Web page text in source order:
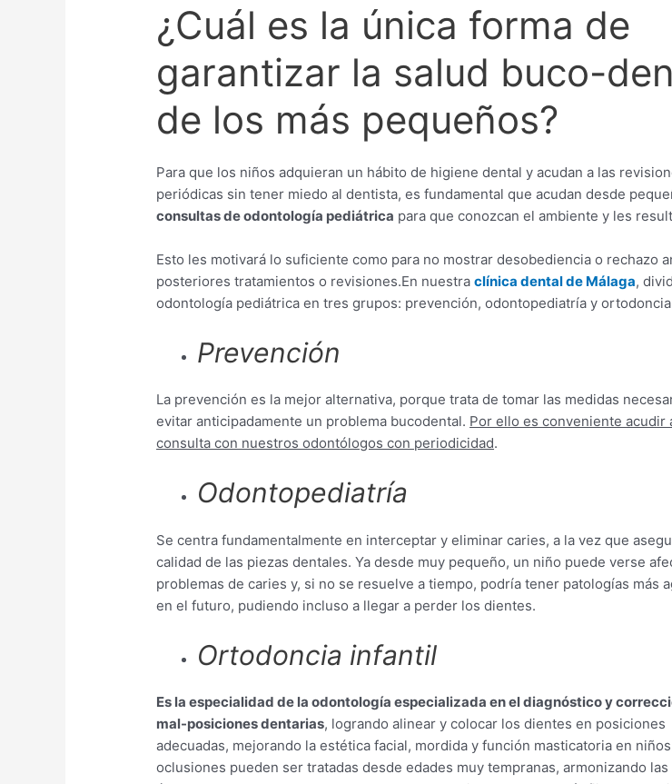
¿Cuál es la única forma de
garantizar la salud buco-
de los más pequeños?
Para que los niños adquieran un hábito de higiene dental y acudan a las
periódicas sin tener miedo al dentista, es fundamental que acudan desde
consultas de odontología pediátrica para que conozcan el ambiente y les
Esto les motivará lo suficiente como para no mostrar desobediencia o rechazo
posteriores tratamientos o revisiones.En nuestraclínica dental de Málaga,
odontología pediátrica en tres grupos: prevención, odontopediatría y
Prevención
La prevención es la mejor alternativa, porque trata de tomar las medidas
evitar anticipadamente un problema bucodental. Por ello es conveniente acudir
consulta con nuestros odontólogos con periodicidad.
Odontopediatría
Se centra fundamentalmente en interceptar y eliminar caries, a la vez que
calidad de las piezas dentales. Ya desde muy pequeño, un niño puede verse
problemas de caries y, si no se resuelve a tiempo, podría tener patologías más
en el futuro, pudiendo incluso a llegar a perder los dientes.
Ortodoncia infantil
Es la especialidad de la odontología especializada en el diagnóstico y
mal-posiciones dentarias, logrando alinear y colocar los dientes en posiciones
adecuadas, mejorando la estética facial, mordida y función masticatoria en
oclusiones pueden ser tratadas desde edades muy tempranas, armonizando las